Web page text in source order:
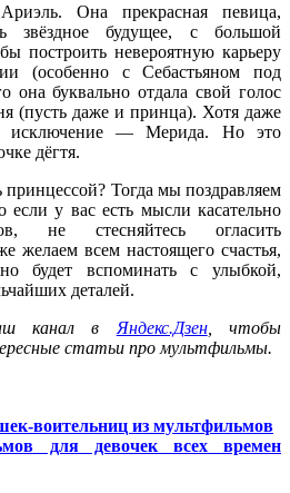
Она прекрасная певица,
звёздное будущее, с большой
построить невероятную карьеру
(особенно с Себастьяном под
она буквально отдала свой голос
(пусть даже и принца). Хотя даже
исключение — Мерида. Но это
дёгтя.
Тогда мы поздравляем
у вас есть мысли касательно
не стесняйтесь огласить
всем настоящего счастья,
будет вспоминать с улыбкой,
деталей.
канал в Яндекс.Дзен, чтобы
статьи про мультфильмы.
воительниц из мультфильмов
для девочек всех времен